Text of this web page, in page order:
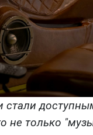
стали
не только